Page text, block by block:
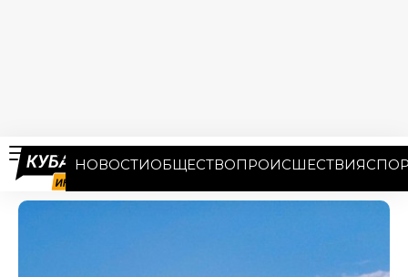
НОВОСТИОБЩЕСТВОПРОИСШЕСТВИЯ